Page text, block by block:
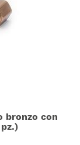
bronzo con